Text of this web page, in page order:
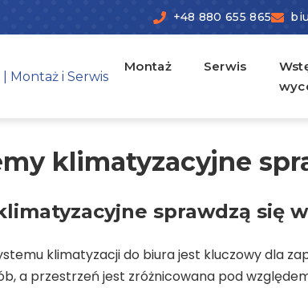
+48 880 655 865
Montaż Serwis
klimatyzacyjne
sprawdzą się
klimatyzacji do biura jest kluczowy dla
a przestrzeń jest zróżnicowana pod